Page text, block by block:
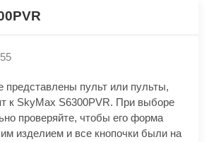
представлены пульт или пульты,
к SkyMax S6300PVR. При выборе
проверяйте, чтобы его форма
изделием и все кнопочки были на